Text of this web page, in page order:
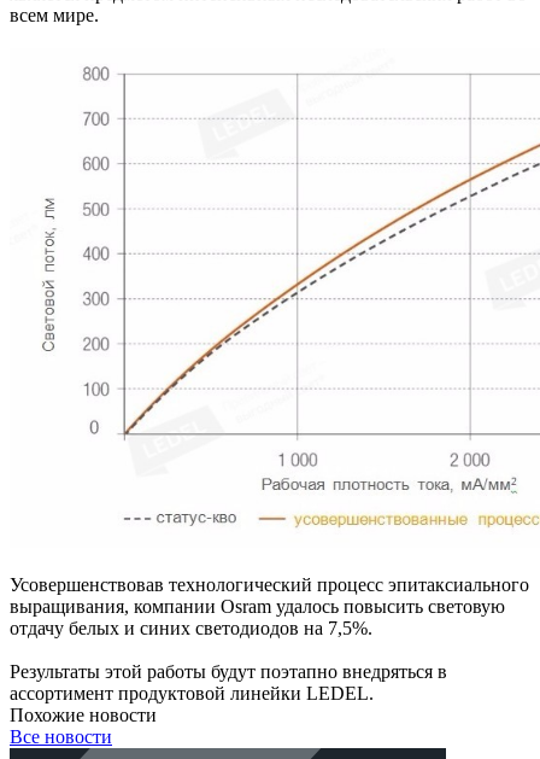
всем мире.
Усовершенствовав технологический процесс эпитаксиального
выращивания, компании Osram удалось повысить световую
отдачу белых и синих светодиодов на 7,5%.
Результаты этой работы будут поэтапно внедряться в
ассортимент продуктовой линейки LEDEL.
Похожие новости
Все новости